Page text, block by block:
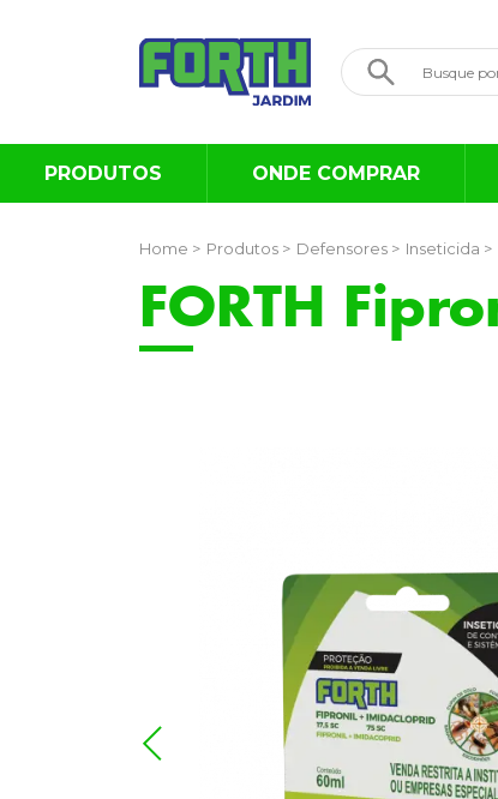
PRODUTOS ONDE COMPRAR
Home > Produtos > Defensores > Inseticida >
FORTH